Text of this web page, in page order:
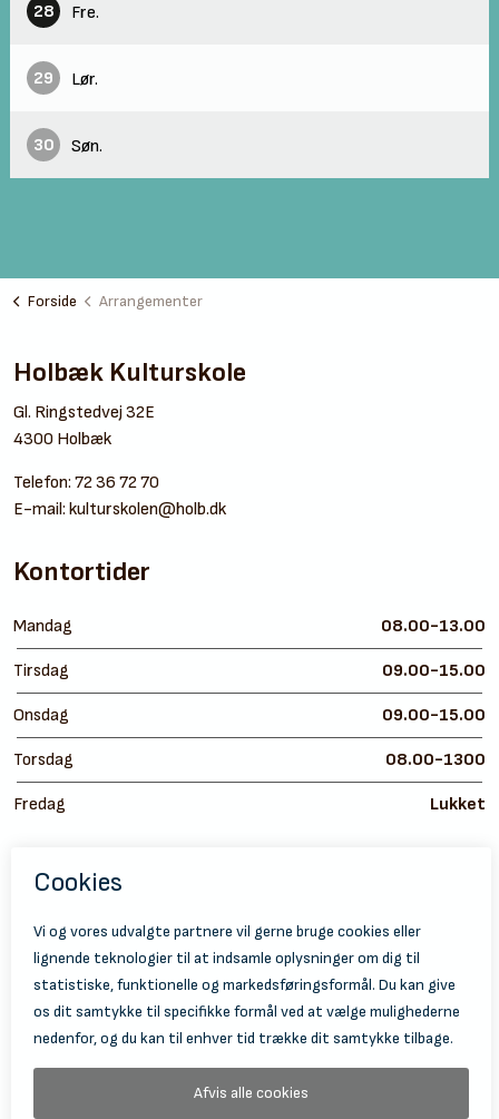
28 Fre.
29 Lør.
30 Søn.
Forside Arrangementer
Holbæk Kulturskole
Gl. Ringstedvej 32E
4300 Holbæk
Telefon: 72 36 72 70
E-mail: kulturskolen@holb.dk
Kontortider
Mandag 08.00-13.00
Tirsdag 09.00-15.00
Onsdag 09.00-15.00
Torsdag 08.00-1300
Fredag Lukket
Tilgængelighedserklæring